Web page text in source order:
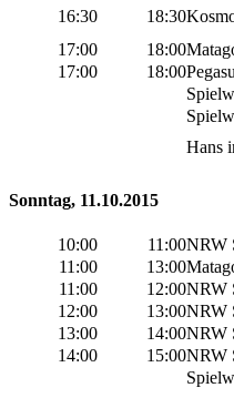
16:30
18:30
17:00
18:00
17:00
18:00
Hans
Sonntag, 11.10.2015
10:00 11:00NRW
11:00
13:00
11:00
12:00NRW
12:00
13:00NRW
13:00
14:00NRW
14:00
15:00NRW